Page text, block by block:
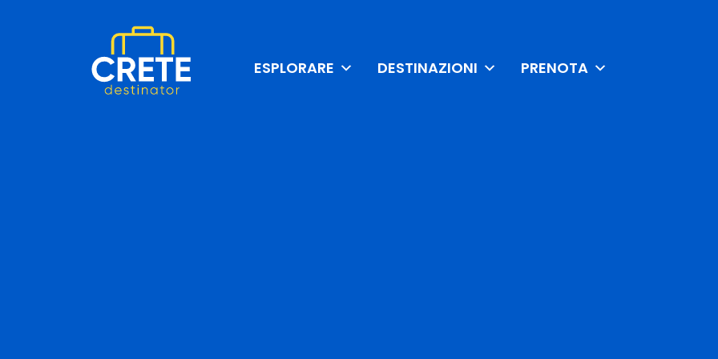
ESPLORARE DESTINAZIONI PRENOTA